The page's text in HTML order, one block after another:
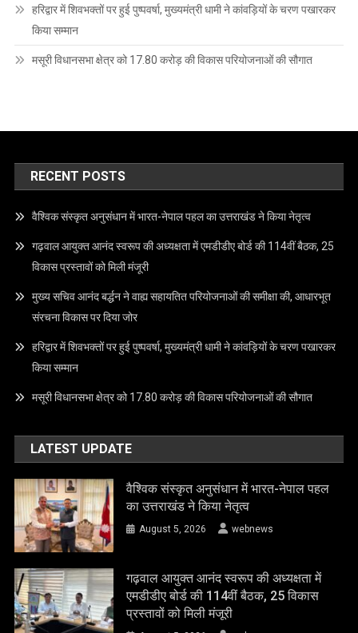
हरिद्वार में शिवभक्तों पर हुई पुष्पवर्षा, मुख्यमंत्री धामी ने कांवड़ियों के चरण पखारकर
किया सम्मान
मसूरी विधानसभा क्षेत्र को 17.80 करोड़ की विकास परियोजनाओं की सौगात
RECENT POSTS
वैश्विक संस्कृत अनुसंधान में भारत-नेपाल पहल का उत्तराखंड ने किया नेतृत्व
गढ़वाल आयुक्त आनंद स्वरूप की अध्यक्षता में एमडीडीए बोर्ड की 114वीं बैठक, 25
विकास प्रस्तावों को मिली मंजूरी
मुख्य सचिव आनंद बर्द्धन ने वाह्य सहायतित परियोजनाओं की समीक्षा की, आधारभूत
संरचना विकास पर दिया जोर
हरिद्वार में शिवभक्तों पर हुई पुष्पवर्षा, मुख्यमंत्री धामी ने कांवड़ियों के चरण पखारकर
किया सम्मान
मसूरी विधानसभा क्षेत्र को 17.80 करोड़ की विकास परियोजनाओं की सौगात
LATEST UPDATE
वैश्विक संस्कृत अनुसंधान में भारत-नेपाल पहल
का उत्तराखंड ने किया नेतृत्व
August 5, 2026 webnews
गढ़वाल आयुक्त आनंद स्वरूप की अध्यक्षता में
एमडीडीए बोर्ड की 114वीं बैठक, 25 विकास
प्रस्तावों को मिली मंजूरी